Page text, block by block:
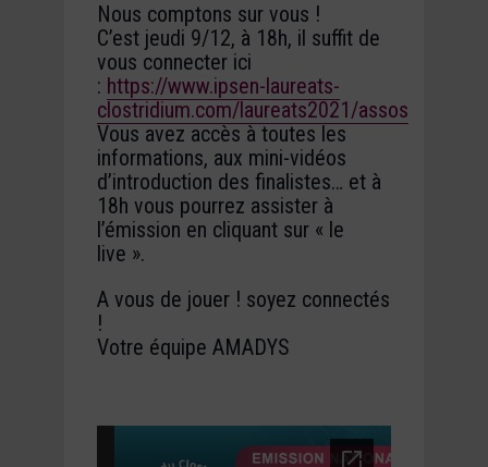
Nous comptons sur vous !
C’est jeudi 9/12, à 18h, il suffit de
vous connecter ici
: https://www.ipsen-laureats-
clostridium.com/laureats2021/assos
Vous avez accès à toutes les
informations, aux mini-vidéos
d’introduction des finalistes… et à
18h vous pourrez assister à
l’émission en cliquant sur « le
live ».
A vous de jouer ! soyez connectés
!
Votre équipe AMADYS